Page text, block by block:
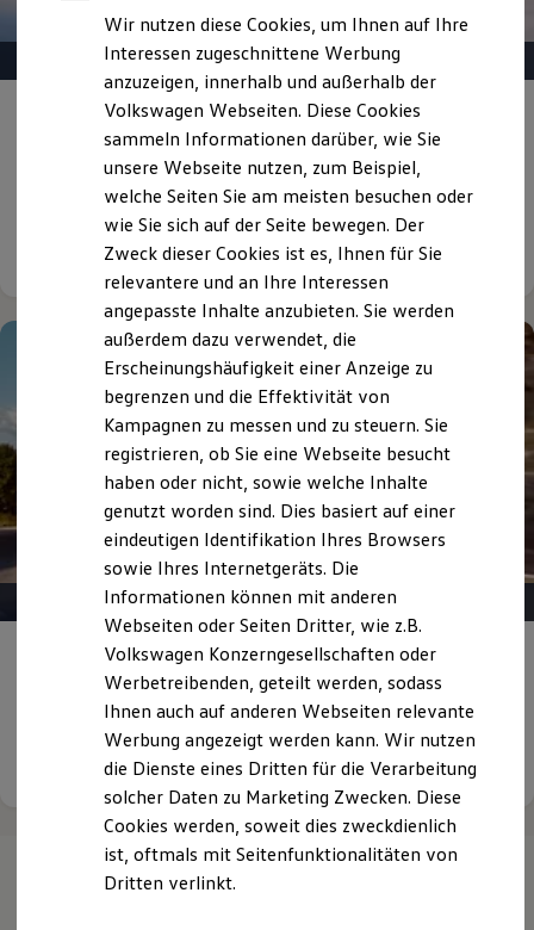
Laden unterwegs
Laden Zuhause
Ladestationen finden
Ladezeitensimulator
Batterie
Sicherheit
Nachhaltigkeit
Technologie
Kosten und Kauf
Kaufoptionen
E-Auto-Förderung
Software und Konnektivität
Die ID. Software 6
ID. Software Versionen und Updates
Digitale Extras
Schnittstellen zu Ihrem ID.
Hybridautos
Marke und Erlebnis
Volkswagen R und R Experience
R-Modelle
R Experience
Driving Experience
Volkswagen entdecken
Werkbesichtigung
Lifestyle Shop
T-Roc Kollektion
Golf Kollektion
ID. Kollektion
Volkswagen Kollektion
R-Kollektion
GTI Kollektion
Fußball Drop
we drive football
#wedriveproud
Besitzer und Service
Software Updates
Service und Ersatzteile
Gepflegt, geprüft und für gut befunden.
Volkswagen Zertifizierte
Gebrauchtwagen.
Details ansehen
Dienstwagen mitElektro- oder Plug-in-
Hybrid Antrieb versteuern
Details ansehen
Wir nutzen diese Cookies, um Ihnen auf Ihre
Interessen zugeschnittene Werbung
anzuzeigen, innerhalb und außerhalb der
Volkswagen Webseiten. Diese Cookies
sammeln Informationen darüber, wie Sie
unsere Webseite nutzen, zum Beispiel,
welche Seiten Sie am meisten besuchen oder
wie Sie sich auf der Seite bewegen. Der
Zweck dieser Cookies ist es, Ihnen für Sie
relevantere und an Ihre Interessen
angepasste Inhalte anzubieten. Sie werden
außerdem dazu verwendet, die
Erscheinungshäufigkeit einer Anzeige zu
begrenzen und die Effektivität von
Kampagnen zu messen und zu steuern. Sie
registrieren, ob Sie eine Webseite besucht
haben oder nicht, sowie welche Inhalte
genutzt worden sind. Dies basiert auf einer
eindeutigen Identifikation Ihres Browsers
sowie Ihres Internetgeräts. Die
Informationen können mit anderen
Webseiten oder Seiten Dritter, wie z.B.
Volkswagen Konzerngesellschaften oder
Werbetreibenden, geteilt werden, sodass
Ihnen auch auf anderen Webseiten relevante
Werbung angezeigt werden kann. Wir nutzen
die Dienste eines Dritten für die Verarbeitung
solcher Daten zu Marketing Zwecken. Diese
Cookies werden, soweit dies zweckdienlich
ist, oftmals mit Seitenfunktionalitäten von
Dritten verlinkt.